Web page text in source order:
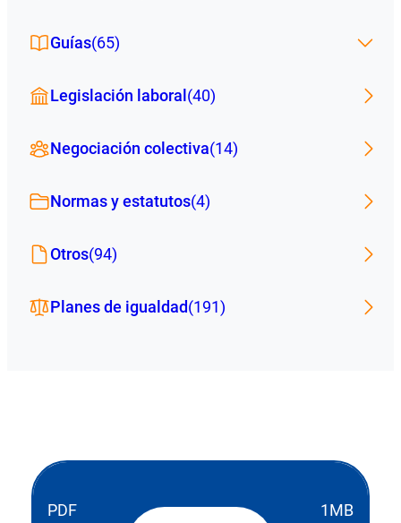
Guías(65)
Legislación laboral (40)
Negociación colectiva(14)
Normas y estatutos(4)
Otros(94)
Planes de igualdad(191)
PDF 1MB